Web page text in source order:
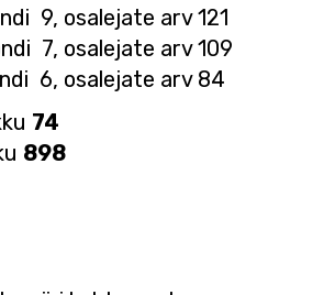
9, osalejate arv 121
7, osalejate arv 109
6, osalejate arv 84
74
898